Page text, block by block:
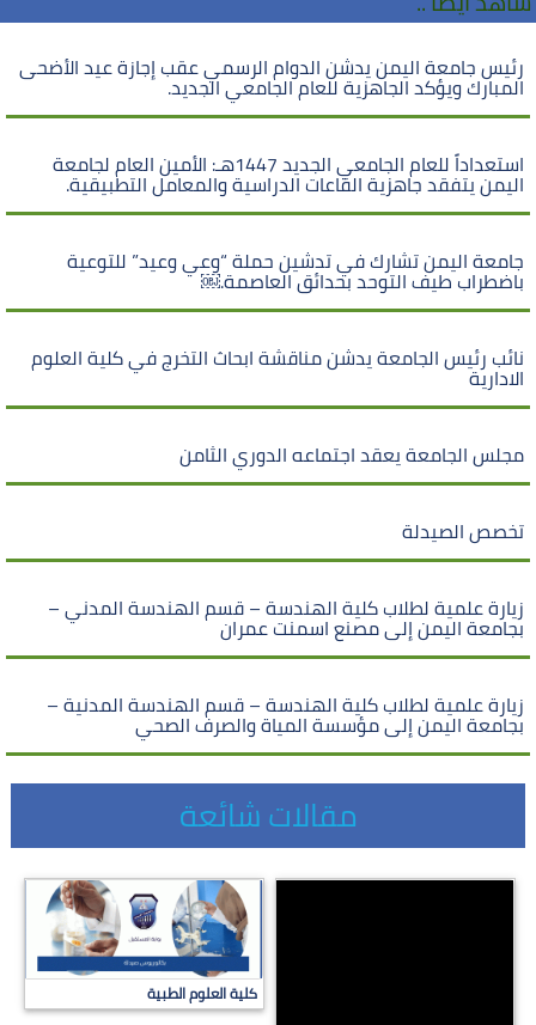
رئيس جامعة اليمن يدشن الدوام الرسمي عقب إجازة عيد الأضحى
المبارك ويؤكد الجاهزية للعام الجامعي الجديد.
استعداداً للعام الجامعي الجديد 1447هـ: الأمين العام لجامعة
اليمن يتفقد جاهزية القاعات الدراسية والمعامل التطبيقية.
جامعة اليمن تشارك في تدشين حملة “وعي وعيد” للتوعية
باضطراب طيف التوحد بحدائق العاصمة.￼
نائب رئيس الجامعة يدشن مناقشة ابحاث التخرج في كلية العلوم
الادارية
مجلس الجامعة يعقد اجتماعه الدوري الثامن
تخصص الصيدلة
زيارة علمية لطلاب كلية الهندسة – قسم الهندسة المدني –
بجامعة اليمن إلى مصنع اسمنت عمران
زيارة علمية لطلاب كلية الهندسة – قسم الهندسة المدنية –
بجامعة اليمن إلى مؤسسة المياة والصرف الصحي
مقالات شائعة
كلية العلوم الطبية